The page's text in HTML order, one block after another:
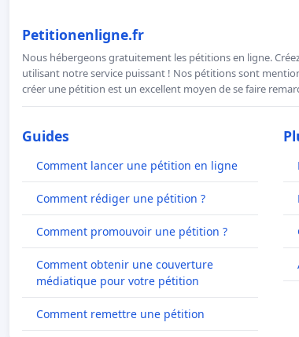
Petitionenligne.fr
Nous hébergeons gratuitement les pétitions en ligne.
utilisant notre service puissant ! Nos pétitions sont
créer une pétition est un excellent moyen de se faire
Guides
Comment lancer une pétition en ligne
Comment rédiger une pétition ?
Comment promouvoir une pétition ?
Comment obtenir une couverture
médiatique pour votre pétition
Comment remettre une pétition